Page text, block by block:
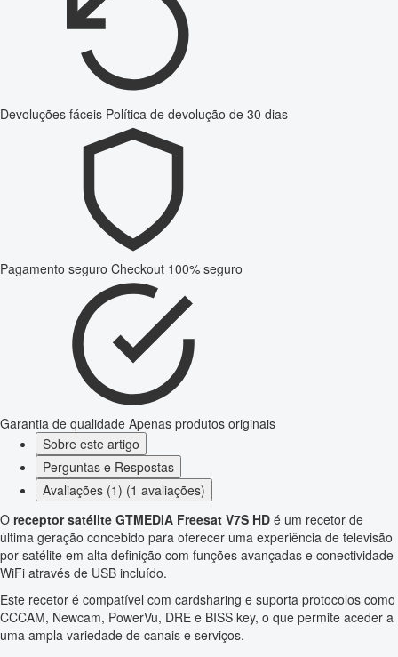
Devoluções fáceis Política de devolução de 30 dias
Pagamento seguro Checkout 100% seguro
Garantia de qualidade Apenas produtos originais
Sobre este artigo
Perguntas e Respostas
Avaliações (1) (1 avaliações)
O receptor satélite GTMEDIA Freesat V7S HD é um recetor de
última geração concebido para oferecer uma experiência de televisão
por satélite em alta definição com funções avançadas e conectividade
WiFi através de USB incluído.
Este recetor é compatível com cardsharing e suporta protocolos como
CCCAM, Newcam, PowerVu, DRE e BISS key, o que permite aceder a
uma ampla variedade de canais e serviços.